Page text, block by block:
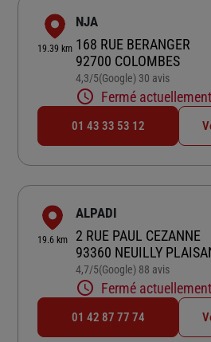
19.39 km
NJA
168 RUE BERANGER
92700 COLOMBES
4,3/5Note de 4.3 sur 5
(Google) 30 avis
Fermé actuellement
01 43 33 53 12
19.6 km
ALPADI
2 RUE PAUL CEZANNE
93360 NEUILLY
4,7/5Note de 4.7 sur 5
(Google) 88 avis
Fermé actuellement
01 42 87 77 74